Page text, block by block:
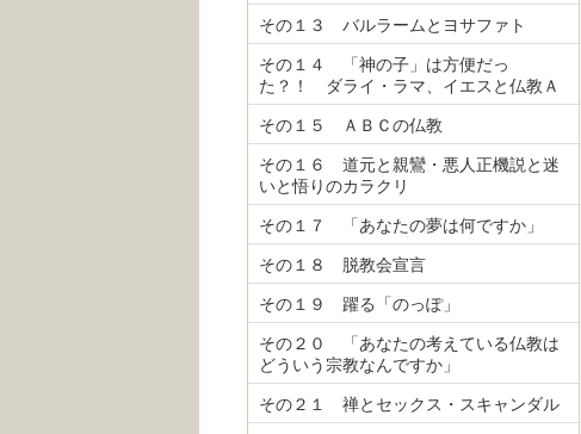
その１３ バルラームとヨサファト
その１４ 「神の子」は方便だっ
た？！ ダライ・ラマ、イエスと仏教Ａ
その１５ ＡＢＣの仏教
その１６ 道元と親鸞・悪人正機説と迷
いと悟りのカラクリ
その１７ 「あなたの夢は何ですか」
その１８ 脱教会宣言
その１９ 躍る「のっぽ」
その２０ 「あなたの考えている仏教は
どういう宗教なんですか」
その２１ 禅とセックス・スキャンダル